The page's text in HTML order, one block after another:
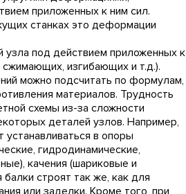
приложенных к ним сил.
станках это деформации
под действием приложенных к
изгибающих и т.д.).
можно подсчитать по формулам,
материалов. Трудность
схемы из-за сложности
деталей узлов. Например,
в опоры
гидродинамические,
качения (шариковые и
строят так же, как для
или заделки. Кроме того, при